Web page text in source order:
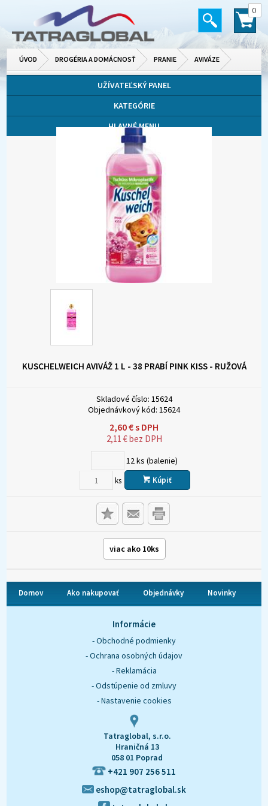
0
ÚVOD DROGÉRIA A DOMÁCNOSŤ PRANIE AVIVÁZE
UŽÍVATEĽSKÝ PANEL
KATEGÓRIE
HLAVNÉ MENU
KUSCHELWEICH AVIVÁŽ 1 L - 38 PRABÍ PINK KISS - RUŽOVÁ
Skladové číslo: 15624
Objednávkový kód: 15624
2,60€s DPH
2,11€bez DPH
12 ks (balenie)
ks Kúpiť
viac ako 10ks
Domov Ako nakupovať Objednávky Novinky
Informácie
- Obchodné podmienky
- Ochrana osobných údajov
- Reklamácia
- Odstúpenie od zmluvy
- Nastavenie cookies
Tatraglobal, s.r.o.
Hraničná 13
058 01 Poprad
+421 907 256 511
eshop@tatraglobal.sk